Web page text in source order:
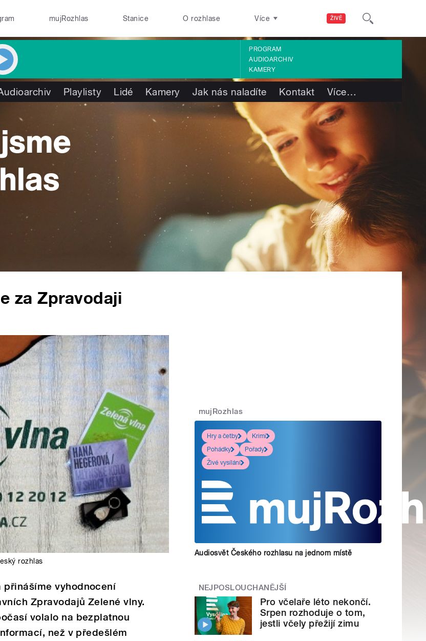
ŽIVĚ
mujRozhlas Stanice O rozhlase Více
PROGRAM
AUDIOARCHIV
KAMERY
Playlisty Lidé Kamery Jak nás naladíte Kontakt Více…
za Zpravodaji
rozhlas
přinášíme vyhodnocení
Zpravodajů Zelené vlny.
volalo na bezplatnou
než v předešlém
mujRozhlas
Hry a četby
Krimi
Pohádky
Pořady
Živé vysílání
Audiosvět Českého rozhlasu na jednom místě
NEJPOSLOUCHANĚJŠÍ
Pro včelaře léto nekončí.
Srpen rozhoduje o tom,
jestli včely přežijí zimu